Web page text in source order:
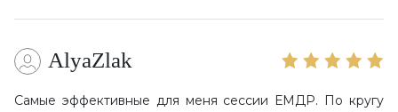
AlyaZlak
Самые эффективные для меня сессии ЕМДР. По кругу